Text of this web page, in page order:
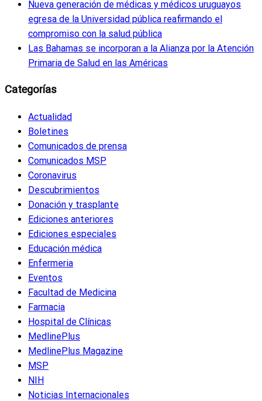
Nueva generación de médicas y médicos uruguayos
egresa de la Universidad pública reafirmando el
compromiso con la salud pública
Las Bahamas se incorporan a la Alianza por la Atención
Primaria de Salud en las Américas
Categorías
Actualidad
Boletines
Comunicados de prensa
Comunicados MSP
Coronavirus
Descubrimientos
Donación y trasplante
Ediciones anteriores
Ediciones especiales
Educación médica
Enfermeria
Eventos
Facultad de Medicina
Farmacia
Hospital de Clínicas
MedlinePlus
MedlinePlus Magazine
MSP
NIH
Noticias Internacionales